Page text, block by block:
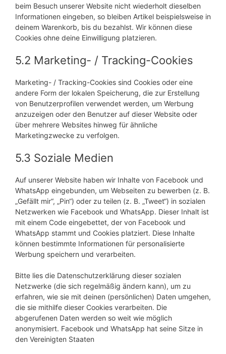
beim Besuch unserer Website nicht wiederholt dieselben
Informationen eingeben, so bleiben Artikel beispielsweise in
deinem Warenkorb, bis du bezahlst. Wir können diese
Cookies ohne deine Einwilligung platzieren.
5.2 Marketing- / Tracking-Cookies
Marketing- / Tracking-Cookies sind Cookies oder eine
andere Form der lokalen Speicherung, die zur Erstellung
von Benutzerprofilen verwendet werden, um Werbung
anzuzeigen oder den Benutzer auf dieser Website oder
über mehrere Websites hinweg für ähnliche
Marketingzwecke zu verfolgen.
5.3 Soziale Medien
Auf unserer Website haben wir Inhalte von Facebook und
WhatsApp eingebunden, um Webseiten zu bewerben (z. B.
„Gefällt mir“, „Pin“) oder zu teilen (z. B. „Tweet“) in sozialen
Netzwerken wie Facebook und WhatsApp. Dieser Inhalt ist
mit einem Code eingebettet, der von Facebook und
WhatsApp stammt und Cookies platziert. Diese Inhalte
können bestimmte Informationen für personalisierte
Werbung speichern und verarbeiten.
Bitte lies die Datenschutzerklärung dieser sozialen
Netzwerke (die sich regelmäßig ändern kann), um zu
erfahren, wie sie mit deinen (persönlichen) Daten umgehen,
die sie mithilfe dieser Cookies verarbeiten. Die
abgerufenen Daten werden so weit wie möglich
anonymisiert. Facebook und WhatsApp hat seine Sitze in
den Vereinigten Staaten